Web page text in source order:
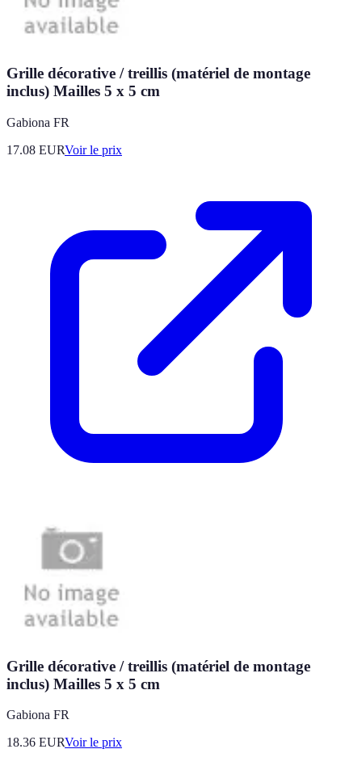
Grille décorative / treillis (matériel de montage
inclus) Mailles 5 x 5 cm
Gabiona FR
17.08 EURVoir le prix
Grille décorative / treillis (matériel de montage
inclus) Mailles 5 x 5 cm
Gabiona FR
18.36 EURVoir le prix